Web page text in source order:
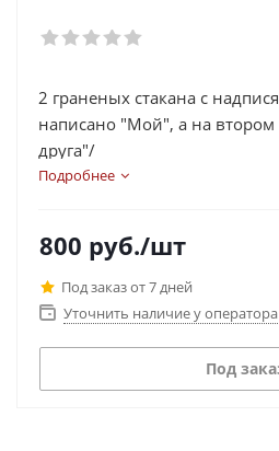
2 граненых стакана с
написано "Мой", а на
друга"/
Подробнее
800 руб./шт
Под заказ от 7 дней
Уточнить наличие у оператора
Под